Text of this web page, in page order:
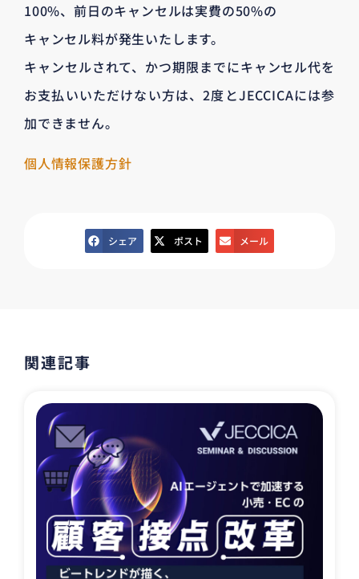
100%、前日のキャンセルは実費の50%の
キャンセル料が発生いたします。
キャンセルされて、かつ期限までにキャンセル代を
お支払いいただけない方は、2度とJECCICAには参
加できません。
個人情報保護方針
シェア ポスト メール
関連記事